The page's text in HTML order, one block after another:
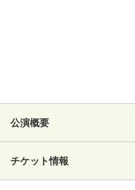
公演概要
チケット情報